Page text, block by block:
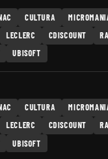
CULTURA
LECLERC CDISCOUNT
UBISOFT
CULTURA
LECLERC CDISCOUNT
UBISOFT